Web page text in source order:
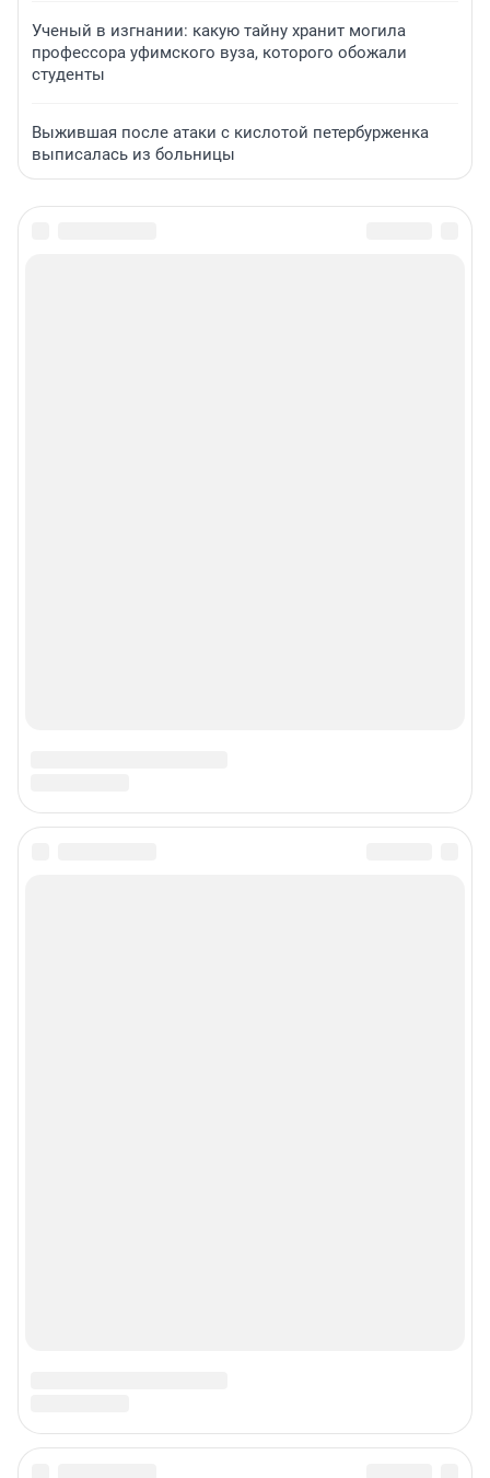
Ученый в изгнании: какую тайну хранит могила
профессора уфимского вуза, которого обожали
студенты
Выжившая после атаки с кислотой петербурженка
выписалась из больницы